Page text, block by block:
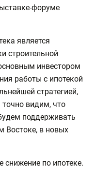
форуме
является
строительной
инвестором
работы с ипотекой
стратегией,
видим, что
поддерживать
Востоке, в новых
снижение по ипотеке.